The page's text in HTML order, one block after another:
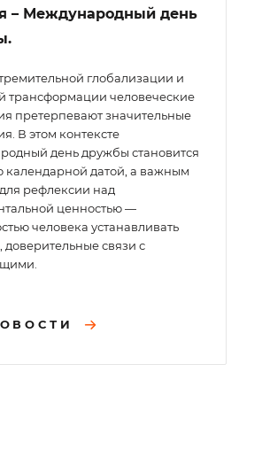
– Международный день
глобализации и
трансформации человеческие
претерпевают значительные
В этом контексте
день дружбы становится
календарной датой, а важным
рефлексии над
ценностью —
человека устанавливать
доверительные связи с